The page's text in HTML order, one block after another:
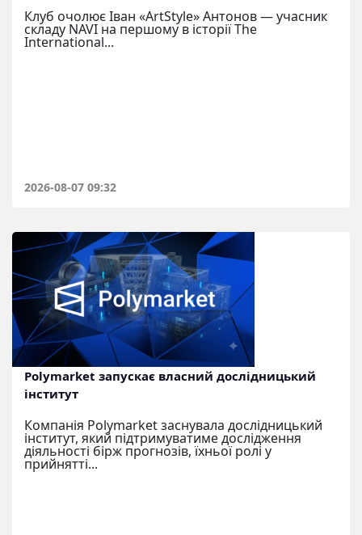
Клуб очолює Іван «ArtStyle» Антонов — учасник
складу NAVI на першому в історії The
International...
2026-08-07 09:32
Polymarket запускає власний дослідницький
інститут
Компанія Polymarket заснувала дослідницький
інститут, який підтримуватиме дослідження
діяльності бірж прогнозів, їхньої ролі у
прийнятті...